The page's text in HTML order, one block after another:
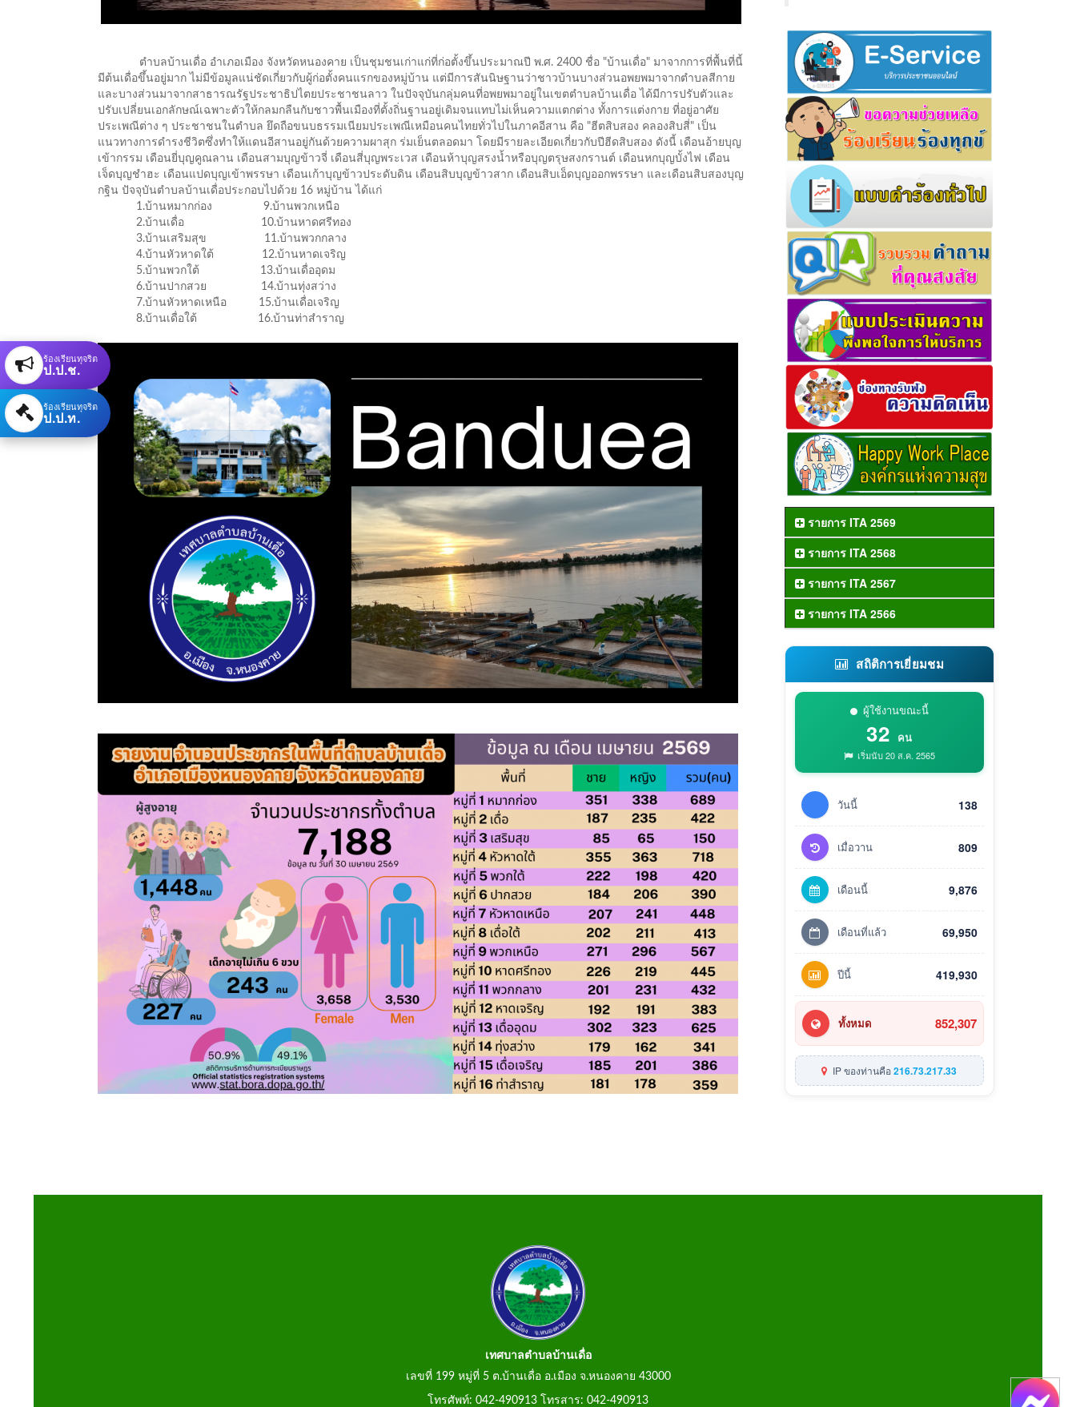
ตำบลบ้านเดื่อ อำเภอเมือง จังหวัดหนองคาย เป็นชุมชนเก่าแก่ที่ก่อตั้งขึ้นประมาณปี พ.ศ. 2400 ชื่อ "บ้านเดื่อ" มาจากการที่พื้นที่นี้
มีต้นเดื่อขึ้นอยู่มาก ไม่มีข้อมูลแน่ชัดเกี่ยวกับผู้ก่อตั้งคนแรกของหมู่บ้าน แต่มีการสันนิษฐานว่าชาวบ้านบางส่วนอพยพมาจากตำบลสีกาย
และบางส่วนมาจากสาธารณรัฐประชาธิปไตยประชาชนลาว ในปัจจุบันกลุ่มคนที่อพยพมาอยู่ในเขตตำบลบ้านเดื่อ ได้มีการปรับตัวและ
ปรับเปลี่ยนเอกลักษณ์เฉพาะตัวให้กลมกลืนกับชาวพื้นเมืองที่ตั้งถิ่นฐานอยู่เดิมจนแทบไม่เห็นความแตกต่าง ทั้งการแต่งกาย ที่อยู่อาศัย
ประเพณีต่าง ๆ ประชาชนในตำบล ยึดถือขนบธรรมเนียมประเพณีเหมือนคนไทยทั่วไปในภาคอีสาน คือ "ฮีตสิบสอง คลองสิบสี่" เป็น
แนวทางการดำรงชีวิตซึ่งทำให้แดนอีสานอยู่กันด้วยความผาสุก ร่มเย็นตลอดมา โดยมีรายละเอียดเกี่ยวกับปีฮีดสิบสอง ดังนี้ เดือนอ้ายบุญ
เข้ากรรม เดือนยี่บุญคูณลาน เดือนสามบุญข้าวจี่ เดือนสี่บุญพระเวส เดือนห้าบุญสรงน้ำหรือบุญตรุษสงกรานต์ เดือนหกบุญบั้งไฟ เดือน
เจ็ดบุญชำฮะ เดือนแปดบุญเข้าพรรษา เดือนเก้าบุญข้าวประดับดิน เดือนสิบบุญข้าวสาก เดือนสิบเอ็ดบุญออกพรรษา และเดือนสิบสองบุญ
กฐิน ปัจจุบันตำบลบ้านเดื่อประกอบไปด้วย 16 หมู่บ้าน ได้แก่
1.บ้านหมากก่อง 9.บ้านพวกเหนือ
2.บ้านเดื่อ 10.บ้านหาดศรีทอง
3.บ้านเสริมสุข 11.บ้านพวกกลาง
4.บ้านหัวหาดใต้ 12.บ้านหาดเจริญ
5.บ้านพวกใต้ 13.บ้านเดื่ออุดม
6.บ้านปากสวย 14.บ้านทุ่งสว่าง
7.บ้านหัวหาดเหนือ 15.บ้านเดื่อเจริญ
8.บ้านเดื่อใต้ 16.บ้านท่าสำราญ
รายการ ITA 2569
รายการ ITA 2568
รายการ ITA 2567
รายการ ITA 2566
สถิติการเยี่ยมชม
ผู้ใช้งานขณะนี้
32 คน
เริ่มนับ 20 ส.ค. 2565
วันนี้ 138
เมื่อวาน 809
เดือนนี้ 9,876
เดือนที่แล้ว 69,950
ปีนี้ 419,930
ทั้งหมด 852,307
IP ของท่านคือ216.73.217.33
เทศบาลตำบลบ้านเดื่อ
เลขที่ 199 หมู่ที่ 5 ต.บ้านเดื่อ อ.เมือง จ.หนองคาย 43000
โทรศัพท์: 042-490913 โทรสาร: 042-490913
ร้องเรียนทุจริต
ป.ป.ช.
ร้องเรียนทุจริต
ป.ป.ท.